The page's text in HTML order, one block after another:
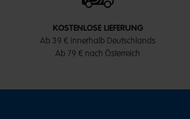
KOSTENLOSE LIEFERUNG
Ab 39 € innerhalb Deutschlands
Ab 79 € nach Österreich